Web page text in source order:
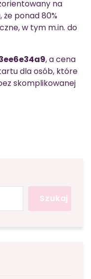
na
ponad 80%
w tym m.in. do
, a cena
dla osób, które
skomplikowanej
Szukaj